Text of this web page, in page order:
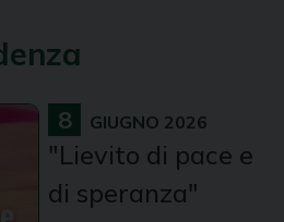
8 GIUGNO 2026
"Lievito di pace e
di speranza"